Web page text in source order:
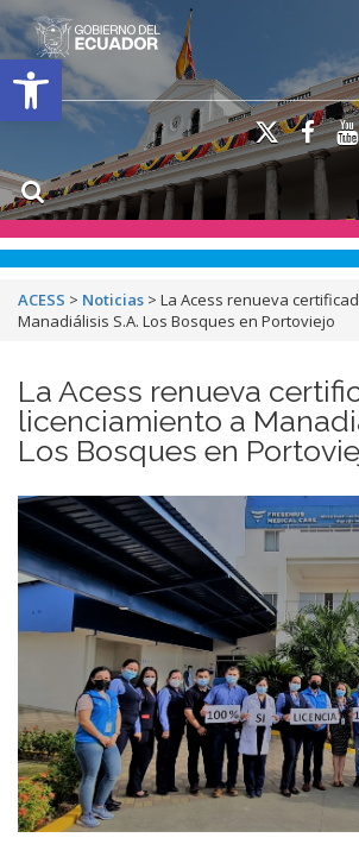
Open toolbar
ACESS > Noticias > La Acess renueva
Manadiálisis S.A. Los Bosques en Portoviejo
La Acess renueva
licenciamiento a
Los Bosques en